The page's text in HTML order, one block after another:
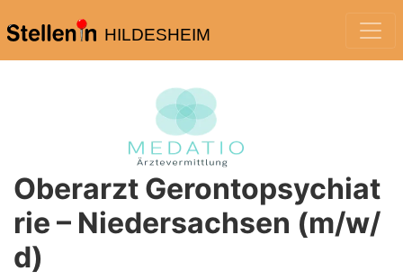
HILDESHEIM
Oberarzt Gerontopsychiat
rie – Niedersachsen (m/w/
d)